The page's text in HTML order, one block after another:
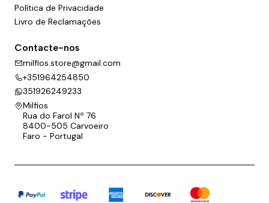
Política de Privacidade
Livro de Reclamações
Contacte-nos
milfios.store@gmail.com
+351964254850
351926249233
Milfios
Rua do Farol Nº 76
8400-505 Carvoeiro
Faro - Portugal